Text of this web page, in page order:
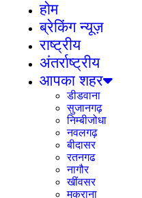
होम
ब्रेकिंग न्यूज़
राष्ट्रीय
अंतर्राष्ट्रीय
आपका शहर
डीडवाना
सुजानगढ़
निम्बीजोधा
नवलगढ़
बीदासर
रतनगढ
नागौर
खींवसर
मकराना